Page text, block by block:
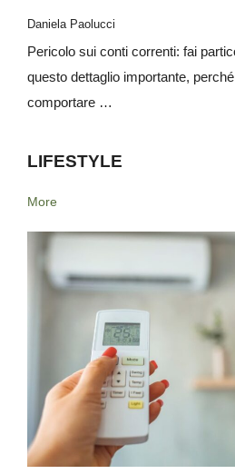
Daniela Paolucci
Pericolo sui conti correnti: fai
questo dettaglio importante,
comportare …
LIFESTYLE
More